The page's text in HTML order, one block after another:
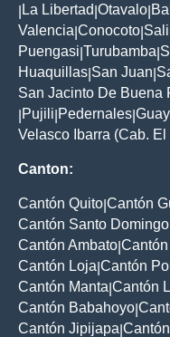
La Libertad Otavalo
Valencia Conocoto
Puengasi Turubamba
Huaquillas San Juan
San Jacinto De Buena
Pujili Pedernales
Velasco Ibarra (Cab.
Canton:
Cantón Quito Cantón
Cantón Santo
Cantón Ambato
Cantón Loja Cantón
Cantón Manta Cantón
Cantón Babahoyo
Cantón Jipijapa